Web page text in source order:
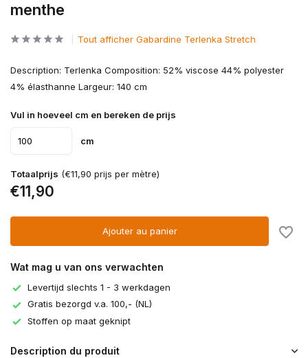
menthe
Tout afficher Gabardine Terlenka Stretch
Description: Terlenka Composition: 52% viscose 44% polyester
4% élasthanne Largeur: 140 cm
Vul in hoeveel cm en bereken de prijs
cm
Totaalprijs (€11,90 prijs per mètre)
€11,90
Ajouter au panier
Wat mag u van ons verwachten
Levertijd slechts 1 - 3 werkdagen
Gratis bezorgd v.a. 100,- (NL)
Stoffen op maat geknipt
Description du produit